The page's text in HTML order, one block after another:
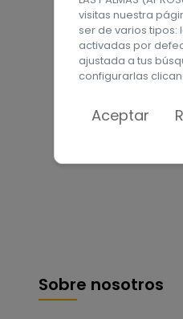
Sobre nosotros
visitas nuestra
ser de varios
activadas por
ajustada a tus
configurarlas
Aceptar